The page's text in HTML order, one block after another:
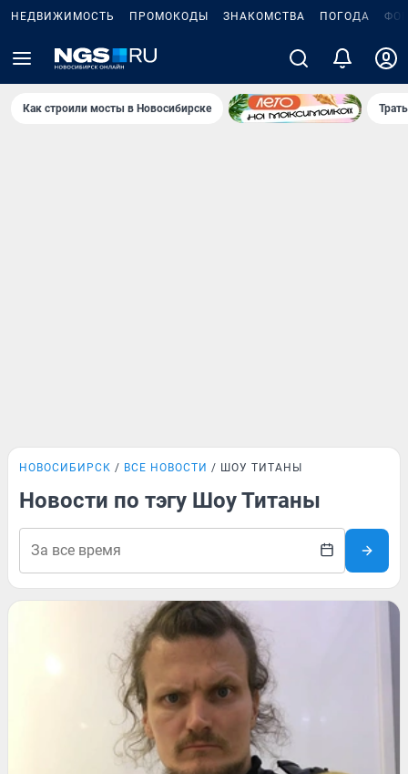
НЕДВИЖИМОСТЬ ПРОМОКОДЫ ЗНАКОМСТВА ПОГОДА
Как строили мосты в Новосибирске
НОВОСИБИРСК ВСЕ НОВОСТИ ШОУ ТИТАНЫ
Новости по тэгу Шоу Титаны